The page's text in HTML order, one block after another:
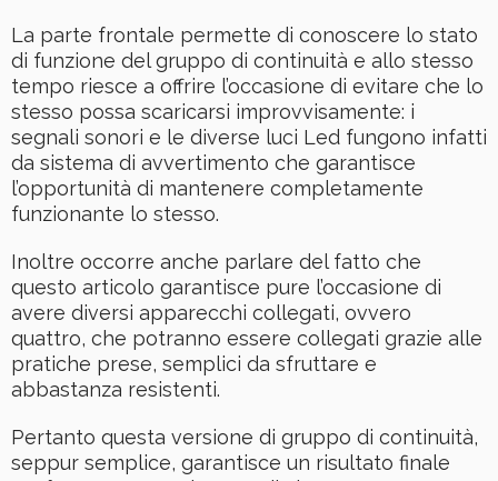
La parte frontale permette di conoscere lo stato
di funzione del gruppo di continuità e allo stesso
tempo riesce a offrire l’occasione di evitare che lo
stesso possa scaricarsi improvvisamente: i
segnali sonori e le diverse luci Led fungono infatti
da sistema di avvertimento che garantisce
l’opportunità di mantenere completamente
funzionante lo stesso.
Inoltre occorre anche parlare del fatto che
questo articolo garantisce pure l’occasione di
avere diversi apparecchi collegati, ovvero
quattro, che potranno essere collegati grazie alle
pratiche prese, semplici da sfruttare e
abbastanza resistenti.
Pertanto questa versione di gruppo di continuità,
seppur semplice, garantisce un risultato finale